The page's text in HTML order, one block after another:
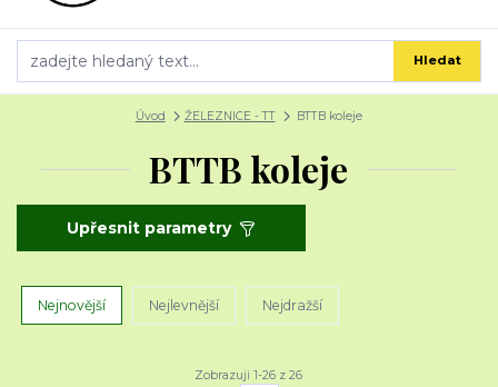
Hledat
Úvod ŽELEZNICE - TT BTTB koleje
BTTB koleje
Upřesnit parametry
Nejnovější Nejlevnější Nejdražší
Zobrazuji 1-26 z 26